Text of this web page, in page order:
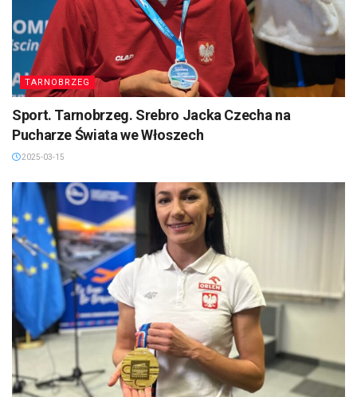
TARNOBRZEG
Sport. Tarnobrzeg. Srebro Jacka Czecha na
Pucharze Świata we Włoszech
2025-03-15